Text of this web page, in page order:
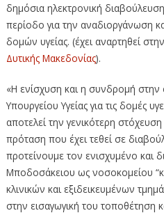
δημόσια ηλεκτρονική
περίοδο για την αναδιοργάνωση
δομών υγείας. (έχει αναρτηθεί
Δυτικής Μακεδονίας).
«Η ενίσχυση και η συνδρομή στην
Υπουργείου Υγείας για τις δομές
αποτελεί την γενικότερη
πρόταση που έχει τεθεί σε
προτείνουμε τον ενισχυμένο και
Μποδοσάκειου ως νοσοκομείου
κλινικών και εξιδεικευμένων
στην εισαγωγική του τοποθέτηση